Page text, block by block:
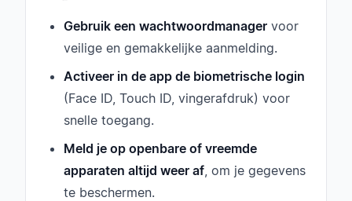
Gebruik een wachtwoordmanager voor
veilige en gemakkelijke aanmelding.
Activeer in de app de biometrische login
(Face ID, Touch ID, vingerafdruk) voor
snelle toegang.
Meld je op openbare of vreemde
apparaten altijd weer af, om je gegevens
te beschermen.